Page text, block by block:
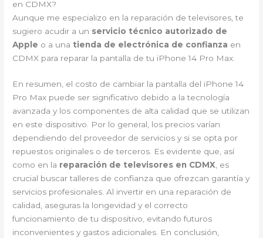
en CDMX?
Aunque me especializo en la reparación de televisores, te
sugiero acudir a un servicio técnico autorizado de
Apple o a una tienda de electrónica de confianza en
CDMX para reparar la pantalla de tu iPhone 14 Pro Max.
En resumen, el costo de cambiar la pantalla del iPhone 14
Pro Max puede ser significativo debido a la tecnología
avanzada y los componentes de alta calidad que se utilizan
en este dispositivo. Por lo general, los precios varían
dependiendo del proveedor de servicios y si se opta por
repuestos originales o de terceros. Es evidente que, así
como en la reparación de televisores en CDMX, es
crucial buscar talleres de confianza que ofrezcan garantía y
servicios profesionales. Al invertir en una reparación de
calidad, aseguras la longevidad y el correcto
funcionamiento de tu dispositivo, evitando futuros
inconvenientes y gastos adicionales. En conclusión,